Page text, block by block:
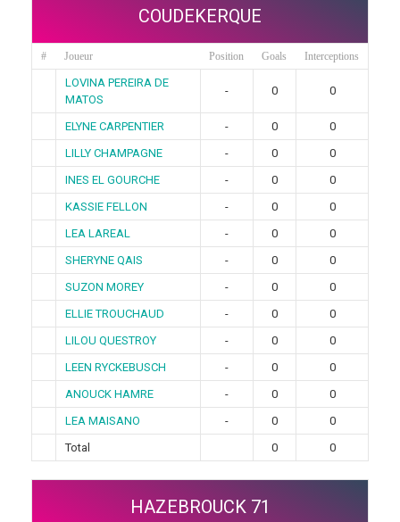
COUDEKERQUE
# Joueur Position Goals Interceptions
LOVINA PEREIRA DE
MATOS
- 0 0
ELYNE CARPENTIER - 0
0
LILLY CHAMPAGNE
- 0
0
INES EL GOURCHE
- 0
0
KASSIE FELLON
- 0
0
LEA LAREAL
- 0
0
SHERYNE QAIS
- 0
0
SUZON MOREY
- 0
0
ELLIE TROUCHAUD
- 0
0
LILOU QUESTROY
- 0
0
LEEN RYCKEBUSCH
- 0
0
ANOUCK HAMRE
- 0
0
LEA MAISANO
- 0
0
Total
0 0
HAZEBROUCK 71